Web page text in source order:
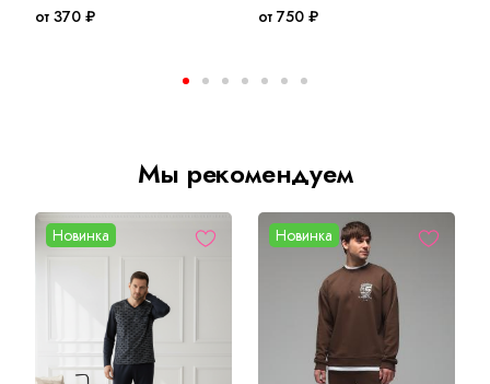
от 370 ₽ от 750 ₽
Мы рекомендуем
Новинка Новинка